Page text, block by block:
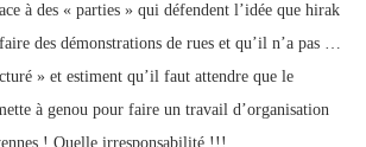
à des « parties » qui défendent l’idée que hirak
des démonstrations de rues et qu’il n’a pas …
» et estiment qu’il faut attendre que le
à genou pour faire un travail d’organisation
! Quelle irresponsabilité !!!